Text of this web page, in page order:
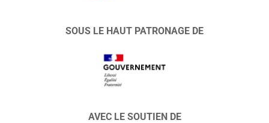
SOUS LE HAUT PATRONAGE DE
AVEC LE SOUTIEN DE